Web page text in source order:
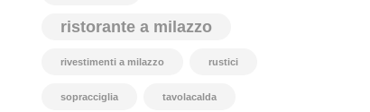
ristorante a milazzo
rivestimenti a milazzo rustici
sopracciglia tavolacalda